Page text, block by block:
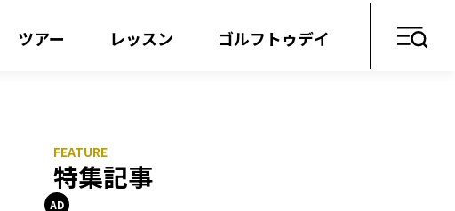
ツアー レッスン ゴルフトゥデイ
特集記事